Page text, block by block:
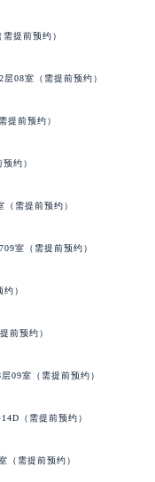
提前预约）
08室（需提前预约）
提前预约）
约）
需提前预约）
室（需提前预约）
）
前预约）
09室（需提前预约）
（需提前预约）
（需提前预约）